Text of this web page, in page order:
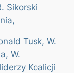
Sikorski
Tusk, W.
W.
Koalicji